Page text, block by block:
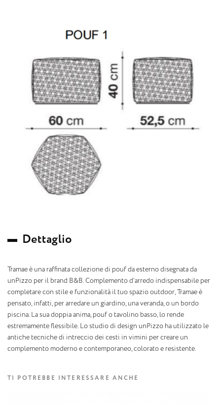
Dettaglio
Tramae è una raffinata collezione di pouf da esterno disegnata da
unPizzo per il brand B&B. Complemento d’arredo indispensabile per
completare con stile e funzionalità il tuo spazio outdoor, Tramae è
pensato, infatti, per arredare un giardino, una veranda, o un bordo
piscina. La sua doppia anima, pouf o tavolino basso, lo rende
estremamente flessibile. Lo studio di design unPizzo ha utilizzato le
antiche tecniche di intreccio dei cesti in vimini per creare un
complemento moderno e contemporaneo, colorato e resistente.
TI POTREBBE INTERESSARE ANCHE